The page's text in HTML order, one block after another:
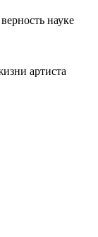
науке
артиста